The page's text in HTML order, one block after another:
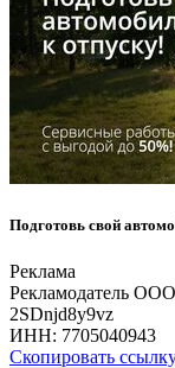
Подготовь свой
Реклама
Рекламодатель
2SDnjd8y9vz
ИНН: 7705040943
Скопировать